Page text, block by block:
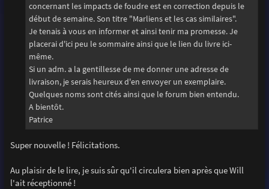
concernant les impacts de foudre est en correction depuis le
début de semaine. Son titre "Marliens et les cas similaires".
Je tenais à vous en informer et ainsi tenir ma promesse. Je
placerai d'ici peu le sommaire ainsi que le lien du livre ici-
même.
Si un adm. a la gentillesse de me donner une adresse de
livraison, je serais heureux d'en envoyer un exemplaire.
Quelques noms sont cités ainsi que le forum bien entendu.
A bientôt.
Patrice
Super nouvelle ! Félicitations.
Au plaisir de le lire, je suis sûr qu'il circulera bien après que Will
l'ait réceptionné !